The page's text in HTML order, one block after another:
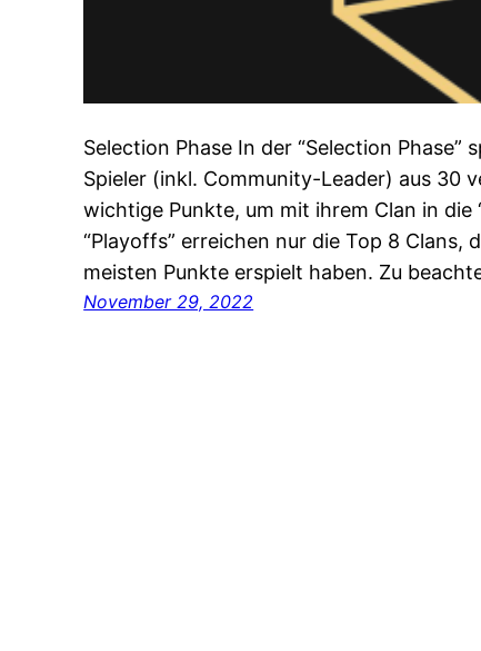
Selection Phase In der “Selection Phase”
Spieler (inkl. Community-Leader) aus 30
wichtige Punkte, um mit ihrem Clan in die
“Playoffs” erreichen nur die Top 8 Clans,
meisten Punkte erspielt haben. Zu
November 29, 2022